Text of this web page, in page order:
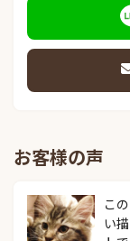
お客様の声
こ
い